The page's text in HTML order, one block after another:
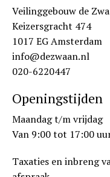
Veilinggebouw de
Keizersgracht 474
1017 EG Amsterdam
info@dezwaan.nl
020-6220447
Openingstijden
Maandag t/m vrijdag
Van 9:00 tot 17:00
Taxaties en inbreng